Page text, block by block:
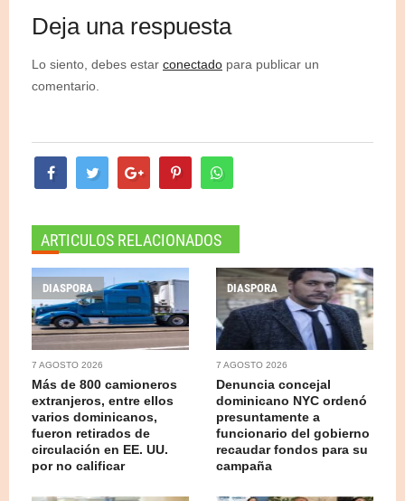
Deja una respuesta
Lo siento, debes estar conectado para publicar un
comentario.
ARTICULOS RELACIONADOS
DIASPORA
7 AGOSTO 2026
Más de 800 camioneros
extranjeros, entre ellos
varios dominicanos,
fueron retirados de
circulación en EE. UU.
por no calificar
DIASPORA
7 AGOSTO 2026
Denuncia concejal
dominicano NYC ordenó
presuntamente a
funcionario del gobierno
recaudar fondos para su
campaña